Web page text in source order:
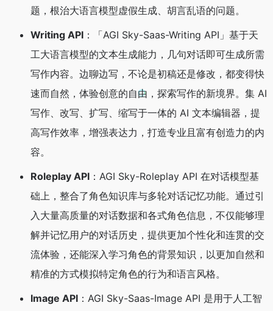
题，根治大语言模型虚假生成、胡言乱语的问题。
Writing API ：「AGI Sky-Saas-Writing API」基于天
工大语言模型的文本生成能力，几句对话即可生成所需
写作内容。边聊边写，不论是初稿还是修改，都变得快
速而自然，体验创意的自由，探索写作的新境界。集 AI
写作、改写、扩写、缩写于一体的 AI 文本编辑器，提
高写作效率，增强表达力，打造专业且富有创造力的内
容。
Roleplay API ：AGI Sky-Roleplay API 在对话模型基
础上，整合了角色知识库与多轮对话记忆功能。通过引
入大量高质量的对话数据和各式角色信息，不仅能够理
解并记忆用户的对话历史，提供更加个性化和连贯的交
流体验，还能深入学习角色的背景知识，以更加自然和
精准的方式模拟特定角色的行为和语言风格。
Image API ：AGI Sky-Saas-Image API 是用于人工智